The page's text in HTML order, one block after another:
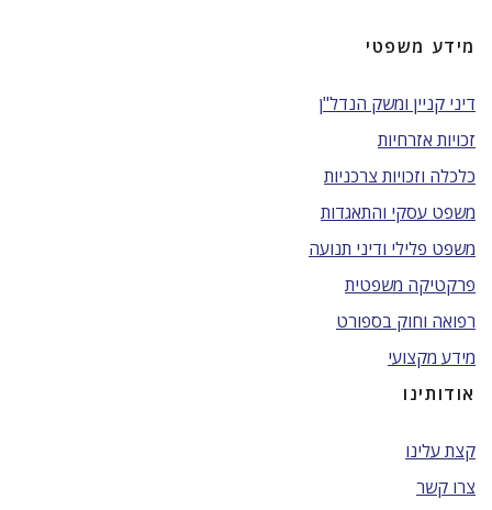
מידע משפטי
דיני קניין ומשק הנדל"ן
זכויות אזרחיות
כלכלה וזכויות צרכניות
משפט עסקי והתאגדות
משפט פלילי ודיני תנועה
פרקטיקה משפטית
רפואה וחוק בספורט
מידע מקצועי
אודותינו
קצת עלינו
צרו קשר